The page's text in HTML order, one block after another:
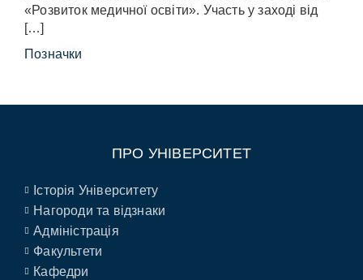
«Розвиток медичної освіти». Участь у заході від
[…]
Позначки
ПРО УНІВЕРСИТЕТ
Історія Університету
Нагороди та відзнаки
Адміністрація
Факультети
Кафедри